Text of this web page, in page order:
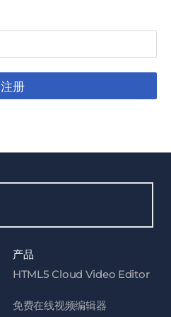
注册
产品
HTML5 Cloud Video Editor
免费在线视频编辑器